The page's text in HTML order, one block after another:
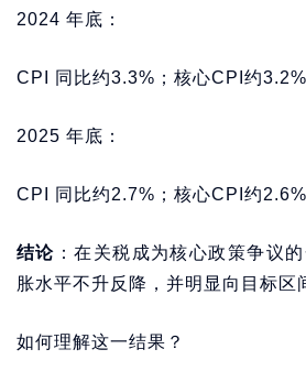
2024 年底：
CPI 同比约3.3%；核心CPI约3.2%
2025 年底：
CPI 同比约2.7%；核心CPI约2.6%
结论 ：在关税成为核心政策争议
胀水平不升反降，并明显向目标区
如何理解这一结果？